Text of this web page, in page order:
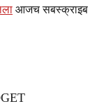
आजच सबस्क्राइब